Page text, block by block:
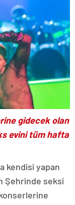
gidecek olan
evini tüm hafta
kendisi yapan
Şehrinde seksi